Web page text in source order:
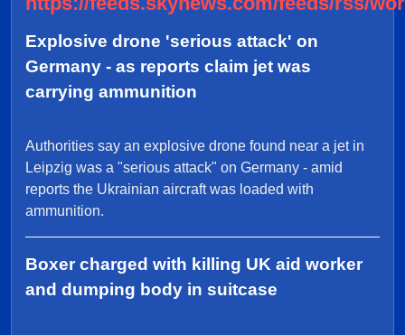
Explosive drone 'serious attack' on
Germany - as reports claim jet was
carrying ammunition
Authorities say an explosive drone found near a jet in
Leipzig was a "serious attack" on Germany - amid
reports the Ukrainian aircraft was loaded with
ammunition.
Boxer charged with killing UK aid worker
and dumping body in suitcase